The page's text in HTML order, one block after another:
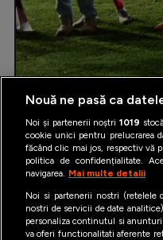
Nouă ne pasă ca
Noi și partenerii noștri1019
cookie unici pentru prelucrarea
făcând clic mai jos, respectiv vă
politica de confidențialitate.
navigarea. Mai multe detalii
Noi si partenerii nostri (retelele
nostri de servicii de date
personaliza continutul si
va oferi functionalitati aferente